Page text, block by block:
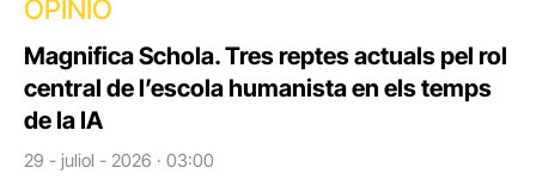
OPINIÓ
Magnifica Schola. Tres reptes actuals pel rol
central de l’escola humanista en els temps
de la IA
29 - juliol - 2026 · 03:00